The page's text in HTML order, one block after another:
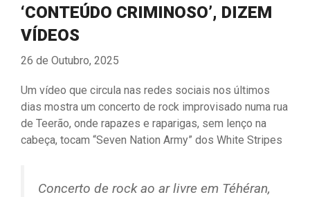
‘CONTEÚDO CRIMINOSO’, DIZEM
VÍDEOS
26 de Outubro, 2025
Um vídeo que circula nas redes sociais nos últimos
dias mostra um concerto de rock improvisado numa rua
de Teerão, onde rapazes e raparigas, sem lenço na
cabeça, tocam “Seven Nation Army” dos White Stripes
Concerto de rock ao ar livre em Téhéran,